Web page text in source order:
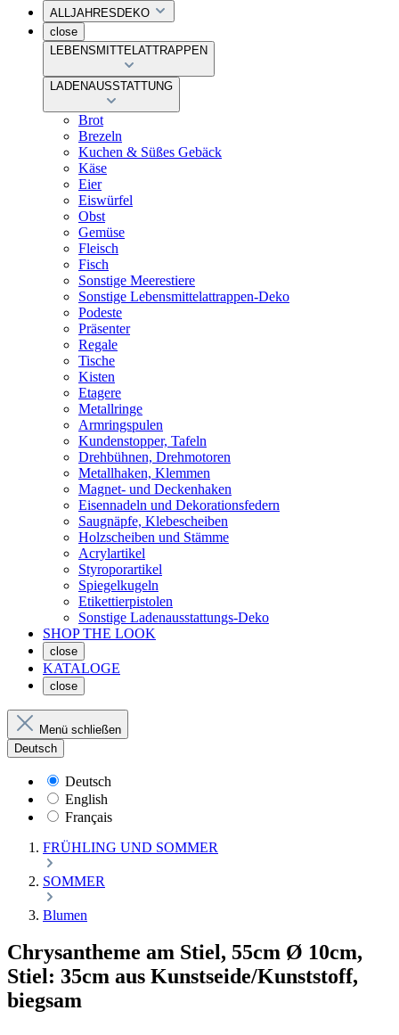
ALLJAHRESDEKO
close
LEBENSMITTELATTRAPPEN
LADENAUSSTATTUNG
Brot
Brezeln
Kuchen & Süßes Gebäck
Käse
Eier
Eiswürfel
Obst
Gemüse
Fleisch
Fisch
Sonstige Meerestiere
Sonstige Lebensmittelattrappen-Deko
Podeste
Präsenter
Regale
Tische
Kisten
Etagere
Metallringe
Armringspulen
Kundenstopper, Tafeln
Drehbühnen, Drehmotoren
Metallhaken, Klemmen
Magnet- und Deckenhaken
Eisennadeln und Dekorationsfedern
Saugnäpfe, Klebescheiben
Holzscheiben und Stämme
Acrylartikel
Styroporartikel
Spiegelkugeln
Etikettierpistolen
Sonstige Ladenausstattungs-Deko
SHOP THE LOOK
close
KATALOGE
close
Menü schließen
Deutsch
Deutsch
English
Français
FRÜHLING UND SOMMER
SOMMER
Blumen
Chrysantheme am Stiel, 55cm Ø 10cm,
Stiel: 35cm aus Kunstseide/Kunststoff,
biegsam